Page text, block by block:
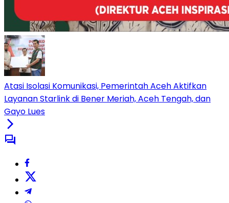
Atasi Isolasi Komunikasi, Pemerintah Aceh Aktifkan
Layanan Starlink di Bener Meriah, Aceh Tengah, dan
Gayo Lues